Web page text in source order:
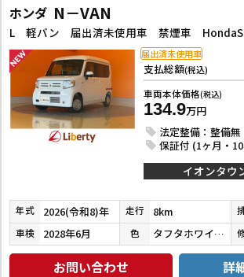
ホンダ N－VAN
支払総額(税込)
車両本体価格(税込)
134.9万円
法定整備：整備無
保証付 (1ヶ月・
届出済未使用車
イオンタウ
年式 2026(令和8)年 走行 8km
車検 2028年6月 色 タフタホワイトⅢ
お問い合わせ 詳